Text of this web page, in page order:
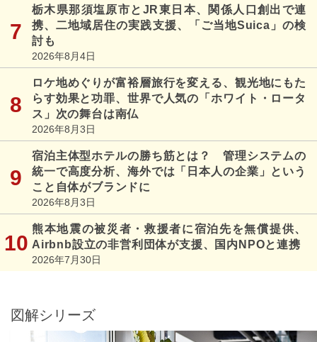
栃木県那須塩原市とJR東日本、関係人口創出で連
携、二地域居住の実践支援、「ご当地Suica」の検
討も
2026年8月4日
ロケ地めぐりが富裕層旅行を変える、観光地にもた
らす効果と功罪、世界で人気の「ホワイト・ロータ
ス」次の舞台は南仏
2026年8月3日
宿泊主体型ホテルの勝ち筋とは？ 管理システムの
統一で高度分析、海外では「日本人の企業」という
こと自体がブランドに
2026年8月3日
熊本地震の被災者・救援者に宿泊先を無償提供、
Airbnb設立の非営利団体が支援、国内NPOと連携
2026年7月30日
図解シリーズ